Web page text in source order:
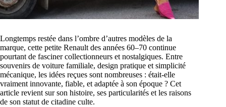
Longtemps restée dans l’ombre d’autres modèles de la
marque, cette petite Renault des années 60–70 continue
pourtant de fasciner collectionneurs et nostalgiques. Entre
souvenirs de voiture familiale, design pratique et simplicité
mécanique, les idées reçues sont nombreuses : était-elle
vraiment innovante, fiable, et adaptée à son époque ? Cet
article revient sur son histoire, ses particularités et les raisons
de son statut de citadine culte.